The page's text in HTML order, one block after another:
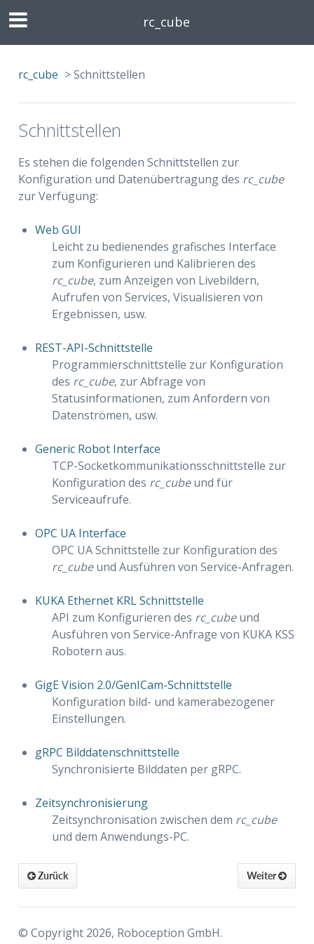
rc_cube
rc_cube >Schnittstellen
Schnittstellen
Es stehen die folgenden Schnittstellen zur
Konfiguration und Datenübertragung des rc_cube
zur Verfügung:
Web GUI
Leicht zu bedienendes grafisches Interface
zum Konfigurieren und Kalibrieren des
rc_cube, zum Anzeigen von Livebildern,
Aufrufen von Services, Visualisieren von
Ergebnissen, usw.
REST-API-Schnittstelle
Programmierschnittstelle zur Konfiguration
des rc_cube, zur Abfrage von
Statusinformationen, zum Anfordern von
Datenströmen, usw.
Generic Robot Interface
TCP-Socketkommunikationsschnittstelle zur
Konfiguration des rc_cubeund für
Serviceaufrufe.
OPC UA Interface
OPC UA Schnittstelle zur Konfiguration des
rc_cubeund Ausführen von Service-Anfragen.
KUKA Ethernet KRL Schnittstelle
API zum Konfigurieren des rc_cubeund
Ausführen von Service-Anfrage von KUKA KSS
Robotern aus.
GigE Vision 2.0/GenICam-Schnittstelle
Konfiguration bild- und kamerabezogener
Einstellungen.
gRPC Bilddatenschnittstelle
Synchronisierte Bilddaten per gRPC.
Zeitsynchronisierung
Zeitsynchronisation zwischen dem rc_cube
und dem Anwendungs-PC.
Weiter
Zurück
© Copyright 2026, Roboception GmbH.